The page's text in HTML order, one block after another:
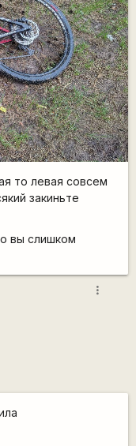
то левая совсем
закиньте
вы слишком
more_vert